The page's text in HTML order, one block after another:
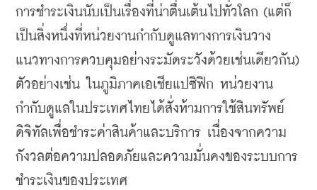
การชำระเงินนับเป็นเรื่องที่น่าตื่นเต้นไปทั่วโลก (แต่ก็
เป็นสิ่งหนึ่งที่หน่วยงานกำกับดูแลทางการเงินวาง
แนวทางการควบคุมอย่างระมัดระวังด้วยเช่นเดียวกัน)
ตัวอย่างเช่น ในภูมิภาคเอเชียแปซิฟิก หน่วยงาน
กำกับดูแลในประเทศไทยได้สั่งห้ามการใช้สินทรัพย์
ดิจิทัลเพื่อชำระค่าสินค้าและบริการ เนื่องจากความ
กังวลต่อความปลอดภัยและความมั่นคงของระบบการ
ชำระเงินของประเทศ